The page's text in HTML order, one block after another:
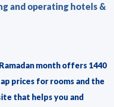
and operating hotels &
month offers 1440
prices for rooms and the
that helps you and